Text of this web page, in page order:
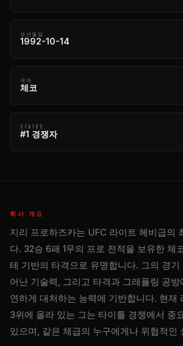
생년월일
1992-10-14
국적
체코
STATUS
#1 경쟁자
회사 개요
지리 프로하즈카는 UFC 라이트 헤비급의
다. 32승 6패 1무의 프로 전적을 보유한 체
테 기반의 타격으로 유명합니다. 그의 경기
어난 기술력, 그리고 타격과 그래플링 공
연하게 대처하는 능력에 기반합니다. 현재
3위에 올라 있는 그는 타이틀 경쟁에서 중
있으며, 같은 체급의 누구에게나 위협적인